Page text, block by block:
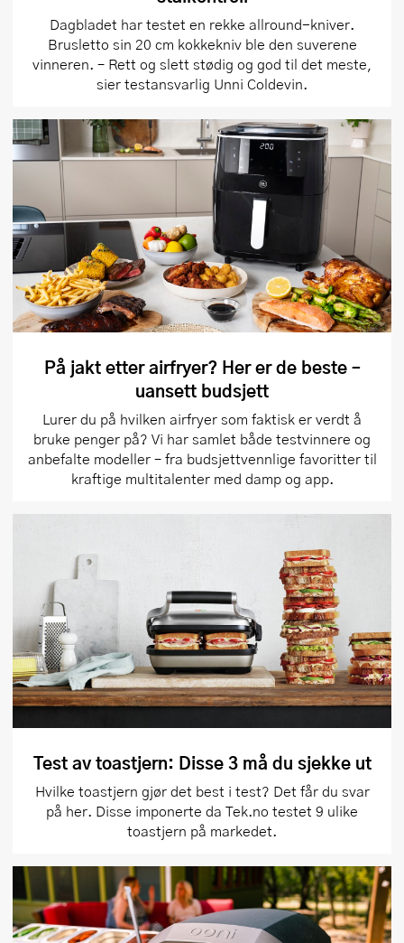
Dagbladet har testet en rekke allround-kniver.
Brusletto sin 20 cm kokkekniv ble den suverene
vinneren. – Rett og slett stødig og god til det meste,
sier testansvarlig Unni Coldevin.
På jakt etter airfryer? Her er de beste –
uansett budsjett
Lurer du på hvilken airfryer som faktisk er verdt å
bruke penger på? Vi har samlet både testvinnere og
anbefalte modeller – fra budsjettvennlige favoritter til
kraftige multitalenter med damp og app.
Test av toastjern: Disse 3 må du sjekke ut
Hvilke toastjern gjør det best i test? Det får du svar
på her. Disse imponerte da Tek.no testet 9 ulike
toastjern på markedet.